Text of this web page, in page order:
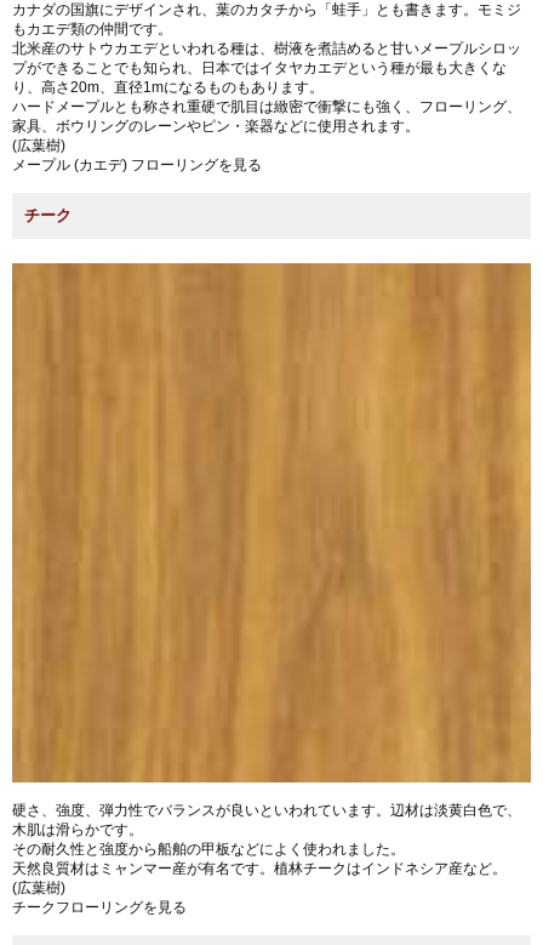
カナダの国旗にデザインされ、葉のカタチから「蛙手」とも書きます。モミジ
もカエデ類の仲間です。
北米産のサトウカエデといわれる種は、樹液を煮詰めると甘いメープルシロッ
プができることでも知られ、日本ではイタヤカエデという種が最も大きくな
り、高さ20m、直径1mになるものもあります。
ハードメープルとも称され重硬で肌目は緻密で衝撃にも強く、フローリング、
家具、ボウリングのレーンやピン・楽器などに使用されます。
(広葉樹)
メープル (カエデ) フローリングを見る
チーク
硬さ、強度、弾力性でバランスが良いといわれています。辺材は淡黄白色で、
木肌は滑らかです。
その耐久性と強度から船舶の甲板などによく使われました。
天然良質材はミャンマー産が有名です。植林チークはインドネシア産など。
(広葉樹)
チークフローリングを見る